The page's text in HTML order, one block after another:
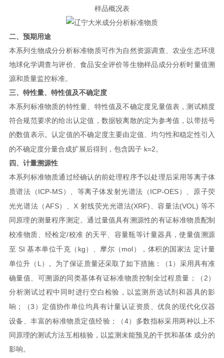
样品概况表
二、预期用途
本系列生物成分分析标准物质可作为自然资源调查、农业生态环境
地球化学调查与评价、食品安全评价等生物样品成分分析时量值溯
源和质量监控标准。
三、特性量、特性值及不确定度
本系列标准物质的特性量、特性值及不确定度见量值表，测试精度
符合规范要求的给出认 定值，数据较离散的定为参考值，以带括号
的数值表示。认定值的不确定度主要由定值、均匀性和稳定性引入
的不确定度分量合成扩展后得到，包含因子 k=2 。
四、计量溯源性
本系列标准物质通过经确认的前处理程序予以处理后采用等离子体
质谱法（ ICP-MS ）、等离子体发射光谱法（ ICP-OES ）、原子荧
光光谱法（ AFS）、 X 射线荧光光谱法(XRF) 、容量法(VOL) 等不
同原理的测量程序测定。通过量值具有溯源性的有证标准物质配制
校准物质、经检定/校准 的天平、容量瓶等计量器具，使量值溯源
至 SI基本单位千克（ kg ）、摩尔（ mol ），体积的国家法 定计量
单位升（ L ）。 为了保证质量还采取了如下措施： （ 1 ）采用具有准
确量值、可溯源的同类基体有证标准物质控制全过程质量；
（ 2 ）
分析测试过程中同时进行空白检验，以监测所选试剂和器具的影
响；
（3 ）定值协作单位均具有计量认证资质、优良的现代化仪器
设备、丰富的标准物质定值经验； （ 4）多数指标采用两种以上不
同原理的测试方法互相核验，以监测未能预见的干扰和基体 成分的
影响。